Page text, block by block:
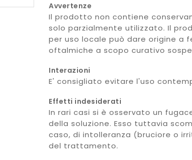
Avvertenze
Il prodotto non contiene
solo parzialmente utilizzato. Il
per uso locale può dare origine a
oftalmiche a scopo curativo
Interazioni
E' consigliato evitare l'uso
Effetti indesiderati
In rari casi si è osservato un
della soluzione. Esso tuttavia
caso, di intolleranza (bruciore o
del trattamento.